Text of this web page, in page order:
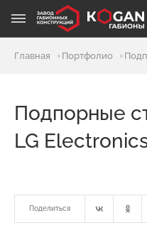
Главная Портфолио
Подпорные
LG
Поделиться